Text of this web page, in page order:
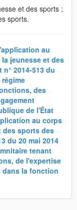
et des sports ;
sports.
au
jeunesse et des
2014-513 du
des
de l'État
au corps
des sports des
du 20 mai 2014
tenant
de l'expertise
dans la fonction